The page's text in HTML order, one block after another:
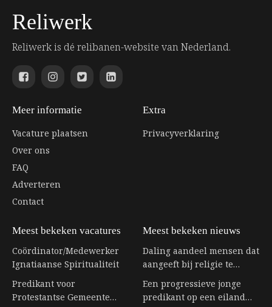
Reliwerk
Reliwerk is dé relibanen-website van Nederland.
Meer informatie
Vacature plaatsen
Over ons
FAQ
Adverteren
Contact
Extra
Privacyverklaring
Meest bekeken vacatures
Coördinator/Medewerker
Ignatiaanse Spiritualiteit
Predikant voor
Protestantse Gemeente
Meest bekeken nieuws
Daling aandeel mensen dat
aangeeft bij religie te
horen stagneert
Een progressieve jonge
predikant op een eiland